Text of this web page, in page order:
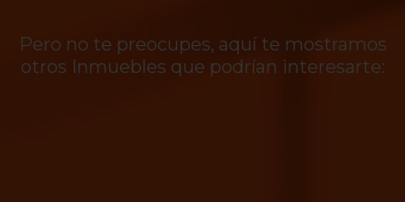
Pero no te preocupes, aquí te mostramos
otros Inmuebles que podrían interesarte: